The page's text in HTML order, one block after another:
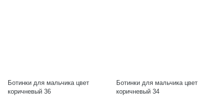
Ботинки для мальчика цвет
коричневый 36
Ботинки для мальчика цвет
коричневый 34